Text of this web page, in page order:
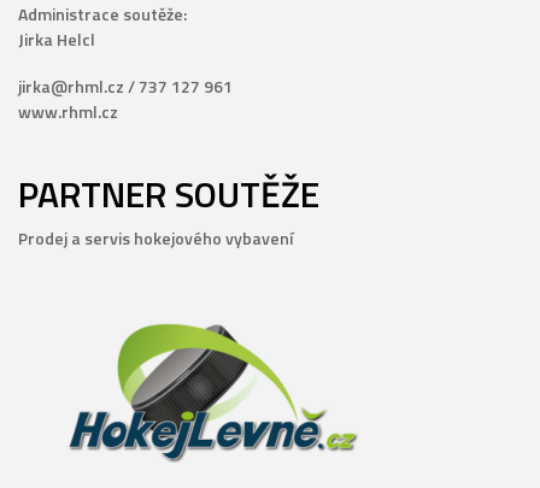
Administrace soutěže:
Jirka Helcl
jirka@rhml.cz / 737 127 961
www.rhml.cz
PARTNER SOUTĚŽE
Prodej a servis hokejového vybavení